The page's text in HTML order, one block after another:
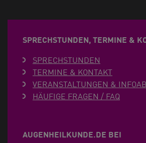
SPRECHSTUNDEN, TERMINE &
SPRECHSTUNDEN
TERMINE & KONTAKT
VERANSTALTUNGEN &
HÄUFIGE FRAGEN / FAQ
AUGENHEILKUNDE.DE BEI